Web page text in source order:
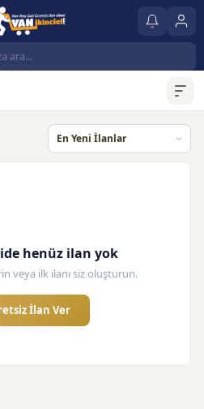
henüz ilan yok
veya ilk ilanı siz oluşturun.
İlan Ver